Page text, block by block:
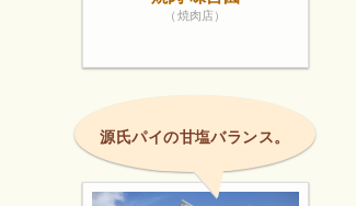
ここは、店長の笑顔が良く食事も美味しいです。
（焼肉店）
源氏パイの甘塩バランス。